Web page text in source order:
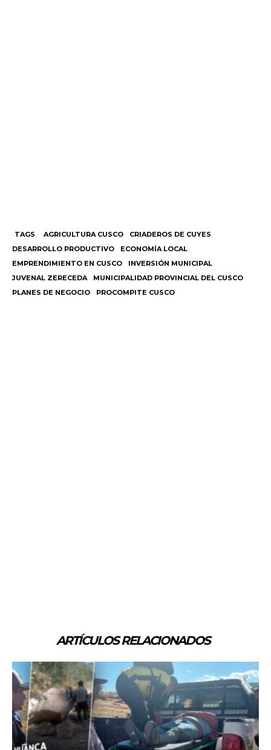
TAGS AGRICULTURA CUSCO
CRIADEROS DE CUYES
DESARROLLO PRODUCTIVO
ECONOMÍA LOCAL
EMPRENDIMIENTO EN CUSCO
INVERSIÓN MUNICIPAL
JUVENAL ZERECEDA
MUNICIPALIDAD PROVINCIAL DEL CUSCO
PLANES DE NEGOCIO
PROCOMPITE CUSCO
ARTÍCULOS RELACIONADOS